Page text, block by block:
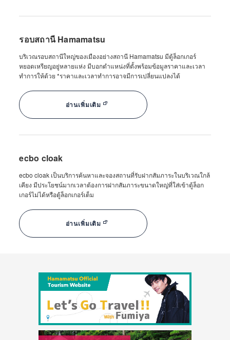
รอบสถานี Hamamatsu
บริเวณรอบสถานีใหญ่ของเมืองอย่างสถานี Hamamatsu มีตู้ล็อกเกอร์
หยอดเหรียญอยู่หลายแห่ง มีบอกตำแหน่งที่ตั้งพร้อมข้อมูลราคาและเวลา
ทำการให้ด้วย *ราคาและเวลาทำการอาจมีการเปลี่ยนแปลงได้
อ่านเพิ่มเติม
ecbo cloak
ecbo cloak เป็นบริการค้นหาและจองสถานที่รับฝากสัมภาระในบริเวณใกล้
เคียง มีประโยชน์มากเวลาต้องการฝากสัมภาระขนาดใหญ่ที่ใส่เข้าตู้ล็อก
เกอร์ไม่ได้หรือตู้ล็อกเกอร์เต็ม
อ่านเพิ่มเติม